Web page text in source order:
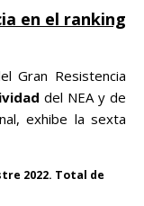
en el ranking
Gran Resistencia
del NEA y de
exhibe la sexta
2022. Total de